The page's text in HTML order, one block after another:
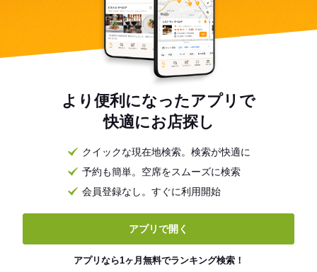
より便利になったアプリで
快適にお店探し
クイックな現在地検索。検索が快適に
予約も簡単。空席をスムーズに検索
会員登録なし。すぐに利用開始
アプリで開く
アプリなら1ヶ月無料でランキング検索！